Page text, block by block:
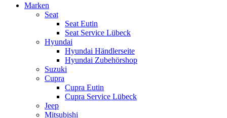
Marken
Seat
Seat Eutin
Seat Service Lübeck
Hyundai
Hyundai Händlerseite
Hyundai Zubehörshop
Suzuki
Cupra
Cupra Eutin
Cupra Service Lübeck
Jeep
Mitsubishi